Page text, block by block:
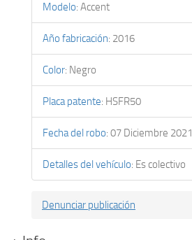
Modelo: Accent
Año fabricación: 2016
Color: Negro
Placa patente: HSFR50
Fecha del robo: 07 Diciembre 2021
Detalles del vehículo: Es colectivo
Denunciar publicación